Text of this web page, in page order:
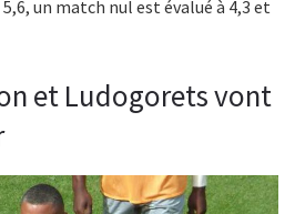
un match nul est évalué à 4,3 et
et Ludogorets vont